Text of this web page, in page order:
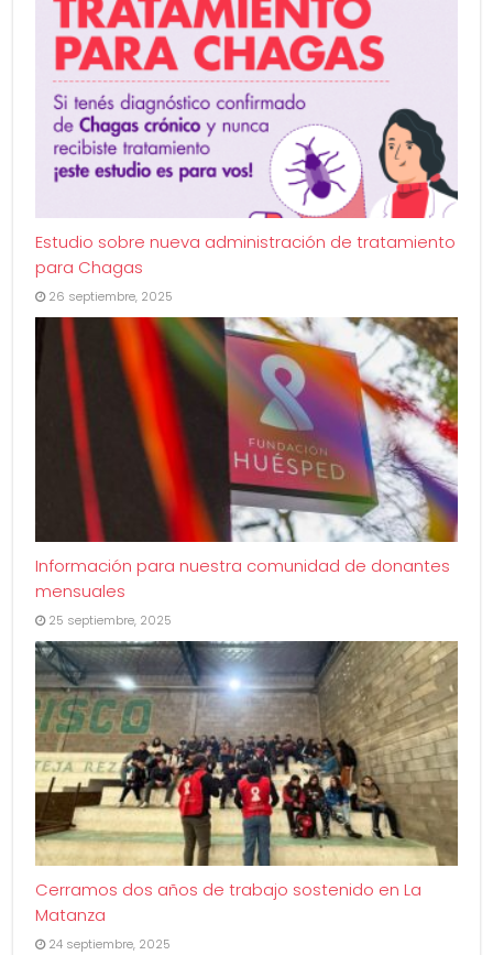
Estudio sobre nueva administración de tratamiento
para Chagas
26 septiembre, 2025
Información para nuestra comunidad de donantes
mensuales
25 septiembre, 2025
Cerramos dos años de trabajo sostenido en La
Matanza
24 septiembre, 2025